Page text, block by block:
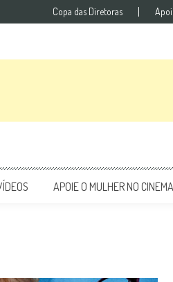
Copa das Diretoras
APOIE O MULHER NO CINEMA